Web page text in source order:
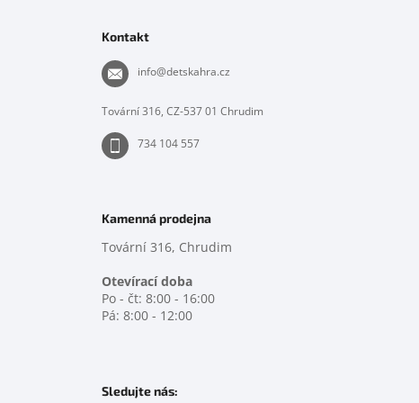
Kontakt
info@detskahra.cz
Tovární 316, CZ-537 01 Chrudim
734 104 557
Kamenná prodejna
Tovární 316, Chrudim
Otevírací doba
Po - čt: 8:00 - 16:00
Pá: 8:00 - 12:00
Sledujte nás: